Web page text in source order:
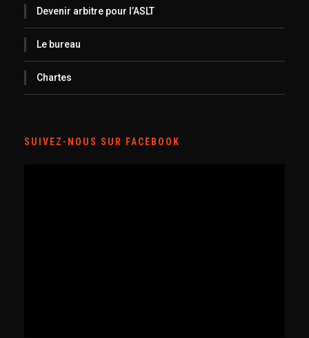
Devenir arbitre pour l’ASLT
Le bureau
Chartes
SUIVEZ-NOUS SUR FACEBOOK